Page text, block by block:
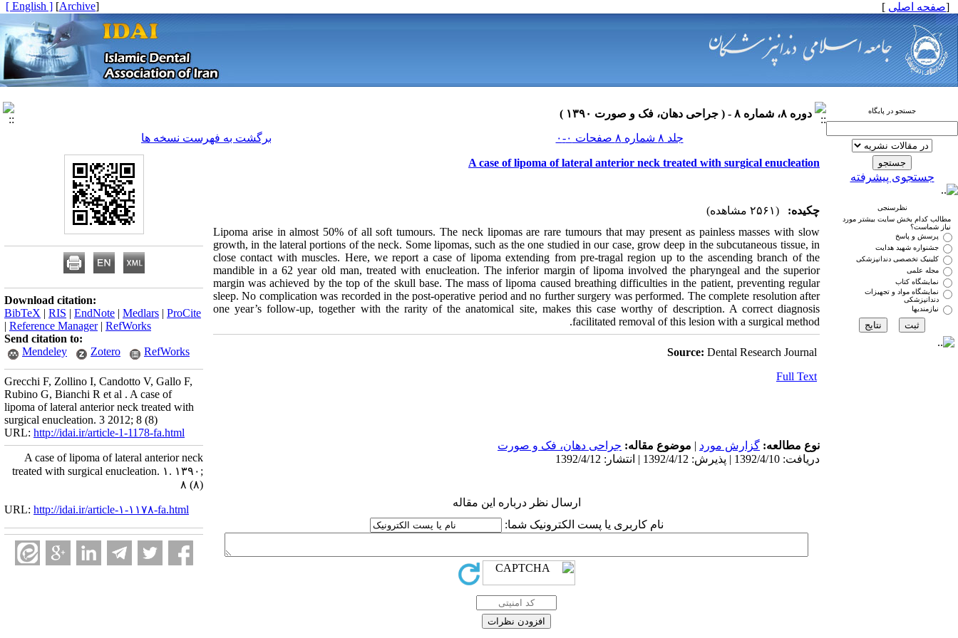
[صفحه اصلی ]
[
Archive
]
[ English ]
جستجو در پایگاه
جستجوی پیشرفته
نظرسنجی
مطالب کدام بخش سایت بیشتر مورد
نیاز شماست؟
پرسش و پاسخ
جشنواره شهید هدایت
کلینیک تخصصی دندانپزشکی
مجله علمی
نمایشگاه کتاب
نمایشگاه مواد و تجهیزات
دندانپزشکی
نیازمندیها
دوره ۸، شماره ۸ - ( جراحی دهان، فک و صورت ۱۳۹۰ )
جلد ۸ شماره ۸ صفحات ۰-۰
برگشت به فهرست نسخه ها
A case of lipoma of lateral anterior neck treated with surgical enucleation
چکیده:
(۲۵۶۱ مشاهده)
Lipoma arise in almost 50% of all soft tumours. The neck lipomas are rare tumours that may present as painless masses with slow
growth, in the lateral portions of the neck. Some lipomas, such as the one studied in our case, grow deep in the subcutaneous tissue, in
close contact with muscles. Here, we report a case of lipoma extending from pre‑tragal region up to the ascending branch of the
mandible in a 62 year old man, treated with enucleation. The inferior margin of lipoma involved the pharyngeal and the superior
margin was achieved by the top of the skull base. The mass of lipoma caused breathing difficulties in the patient, preventing regular
sleep. No complication was recorded in the post‑operative period and no further surgery was performed. The complete resolution after
one year’s follow‑up, together with the rarity of the anatomical site, makes this case worthy of description. A correct diagnosis
facilitated removal of this lesion with a surgical method.
Source: Dental Research Journal
Full Text
نوع مطالعه: گزارش مورد | موضوع مقاله: جراحی دهان، فک و صورت
دریافت: 1392/4/10 | پذیرش: 1392/4/12 | انتشار: 1392/4/12
ارسال نظر درباره این مقاله
نام کاربری یا پست الکترونیک شما:
Download citation:
BibTeX | RIS | EndNote | Medlars | ProCite
| Reference Manager| RefWorks
Send citation to:
Mendeley
Zotero RefWorks
Grecchi F, Zollino I, Candotto V, Gallo F,
Rubino G, Bianchi R et al . A case of
lipoma of lateral anterior neck treated with
surgical enucleation. 3 2012; 8 (8)
URL: http://idai.ir/article-1-1178-fa.html
A case of lipoma of lateral anterior neck
treated with surgical enucleation. ۱. ۱۳۹۰;
۸ (۸)
URL: http://idai.ir/article-۱-۱۱۷۸-fa.html